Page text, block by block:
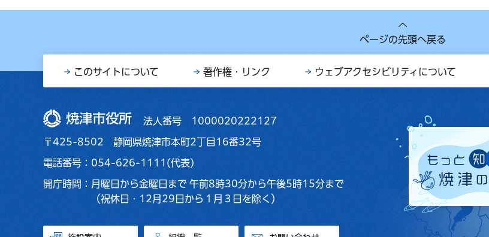
ページの先頭へ戻る
このサイトについて 著作権・リンク ウェブアクセシビリティについて
焼津市役所 法人番号 1000020222127
〒425-8502 静岡県焼津市本町2丁目16番32号
電話番号：054-626-1111(代表)
開庁時間： 月曜日から金曜日まで 午前8時30分から午後5時15分まで
（祝休日・12月29日から１月３日を除く）